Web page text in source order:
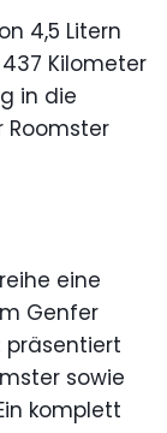
4,5 Litern
Kilometer
in die
eine
Genfer
präsentiert
sowie
komplett